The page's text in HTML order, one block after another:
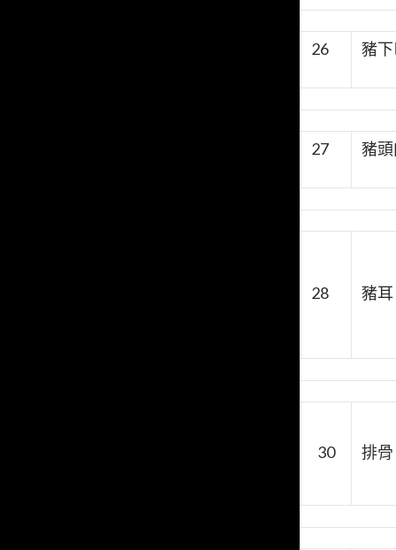
26 豬
27 豬
28 豬耳
30 排骨